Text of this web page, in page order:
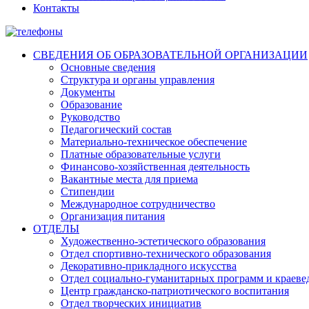
Контакты
СВЕДЕНИЯ ОБ ОБРАЗОВАТЕЛЬНОЙ ОРГАНИЗАЦИИ
Основные сведения
Структура и органы управления
Документы
Образование
Руководство
Педагогический состав
Материально-техническое обеспечение
Платные образовательные услуги
Финансово-хозяйственная деятельность
Вакантные места для приема
Стипендии
Международное сотрудничество
Организация питания
ОТДЕЛЫ
Художественно-эстетического образования
Отдел спортивно-технического образования
Декоративно-прикладного искусства
Отдел социально-гуманитарных программ и
Центр гражданско-патриотического воспитания
Отдел творческих инициатив